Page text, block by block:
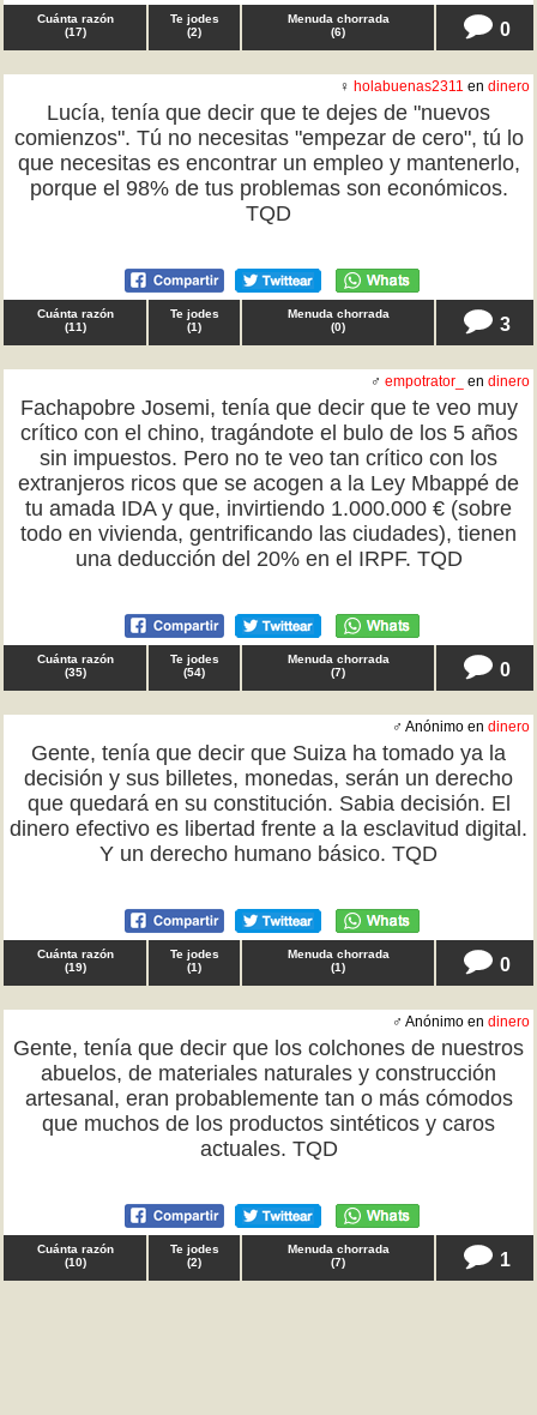
Cuánta razón
(17)
Te jodes
(2)
Menuda chorrada
(6) 0
♀ holabuenas2311 en dinero
Lucía, tenía que decir que te dejes de "nuevos
comienzos". Tú no necesitas "empezar de cero", tú lo
que necesitas es encontrar un empleo y mantenerlo,
porque el 98% de tus problemas son económicos.
TQD
Cuánta razón
(11)
Te jodes
(1)
Menuda chorrada
(0) 3
♂ empotrator_ en dinero
Fachapobre Josemi, tenía que decir que te veo muy
crítico con el chino, tragándote el bulo de los 5 años
sin impuestos. Pero no te veo tan crítico con los
extranjeros ricos que se acogen a la Ley Mbappé de
tu amada IDA y que, invirtiendo 1.000.000 € (sobre
todo en vivienda, gentrificando las ciudades), tienen
una deducción del 20% en el IRPF. TQD
Cuánta razón
(35)
Te jodes
(54)
Menuda chorrada
(7) 0
♂ Anónimo en dinero
Gente, tenía que decir que Suiza ha tomado ya la
decisión y sus billetes, monedas, serán un derecho
que quedará en su constitución. Sabia decisión. El
dinero efectivo es libertad frente a la esclavitud digital.
Y un derecho humano básico. TQD
Cuánta razón
(19)
Te jodes
(1)
Menuda chorrada
(1) 0
♂ Anónimo en dinero
Gente, tenía que decir que los colchones de nuestros
abuelos, de materiales naturales y construcción
artesanal, eran probablemente tan o más cómodos
que muchos de los productos sintéticos y caros
actuales. TQD
Cuánta razón
(10)
Te jodes
(2)
Menuda chorrada
(7) 1